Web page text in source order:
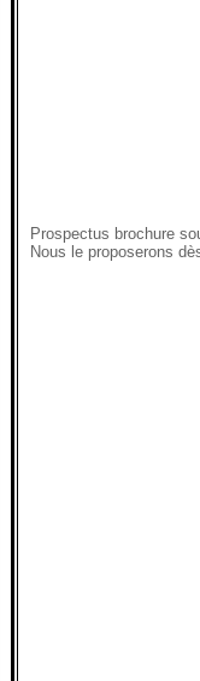
Prospectus brochure
Nous le proposerons